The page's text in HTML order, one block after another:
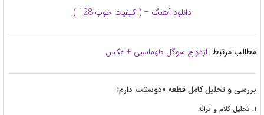
دانلود آهنگ – ( کیفیت خوب 128 )
مطالب مرتبط: ازدواج سوگل طهماسبی + عکس
بررسی و تحلیل کامل قطعه «دوستت دارم»
۱. تحلیل کلام و ترانه